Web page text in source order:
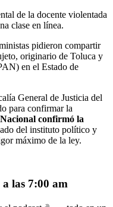
de la docente violentada
clase en línea.
pidieron compartir
originario de Toluca y
en el Estado de
General de Justicia del
para confirmar la
confirmó la
del instituto político y
máximo de la ley.
las 7:00 am